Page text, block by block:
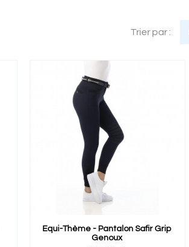
Trier par :
Equi-Thème - Pantalon Safir Grip
Genoux